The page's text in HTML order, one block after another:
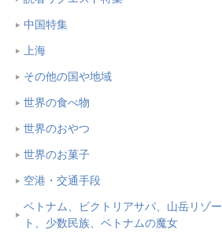
中国特集
上海
その他の国や地域
世界の食べ物
世界のおやつ
世界のお菓子
空港・交通手段
ベトナム、ビクトリアサパ、山岳リゾー
ト、少数民族、ベトナムの魔女